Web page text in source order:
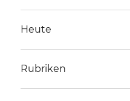
Heute
Rubriken